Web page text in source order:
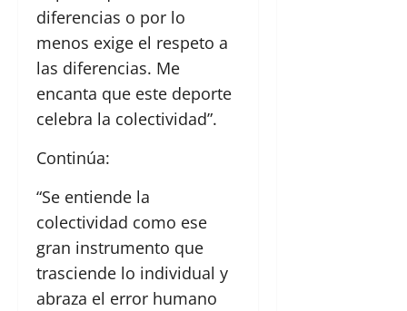
diferencias o por lo
menos exige el respeto a
las diferencias. Me
encanta que este deporte
celebra la colectividad”.
Continúa:
“Se entiende la
colectividad como ese
gran instrumento que
trasciende lo individual y
abraza el error humano